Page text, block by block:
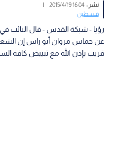
نشر :16:04 2015/4/19
|
فلسطين
رؤيا - شبكة القدس - قال النائب
عن حماس مروان أبو راس إن
قريب بإذن الله مع تبييض كافة